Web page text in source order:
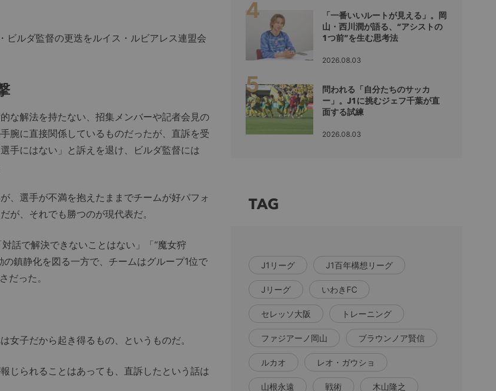
ルダ監督の更迭をルイス・ルビアレス連盟会
な解法を持たない、招集メンバーや記者会見の
腕に直接関係しているものだったが、直訴を受
手にはない」と訴えを退け、ビルダ監督には
、選手が不満を抱えたままでチームが好パフォ
が、それでも勝つのが現代表だ。
話で解決できないことはない」「“魔女狩
鎮静化を図る一方で、チームはグループ1位で
だった。
子だから起き得るもの、というものだ。
じられることはあっても、直訴したという話は
「一番いいルートが見える」。岡
山・西川潤が語る、“アシストの
1つ前”を生む思考法
2026.08.03
問われる「自分たちのサッカ
ー」。J1に挑むジェフ千葉が直
面する試練
2026.08.03
TAG
J1リーグ J1百年構想リーグ
Jリーグ いわきFC
セレッソ大阪 トレーニング
ファジアーノ岡山 ブラウンノア賢信
ルカオ レオ・ガウショ
山根永遠 戦術 木山隆之